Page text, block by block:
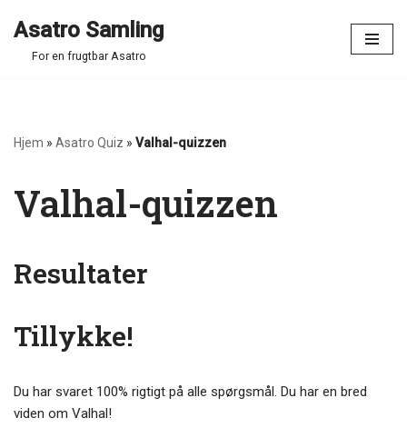
Spring
Asatro Samling
For en frugtbar Asatro
Hjem » Asatro Quiz » Valhal-quizzen
Valhal-quizzen
Resultater
Tillykke!
Du har svaret 100% rigtigt på alle spørgsmål. Du har en bred
viden om Valhal!